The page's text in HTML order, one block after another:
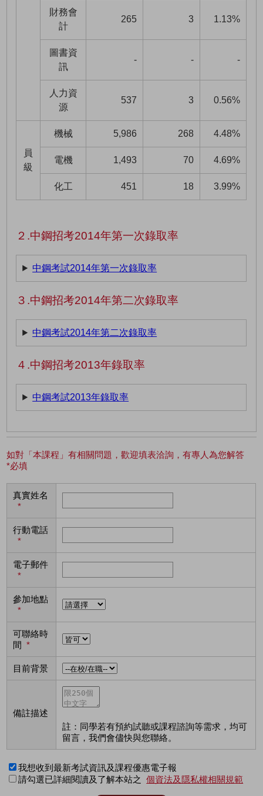
財務會
計
265 3 1.13%
圖書資
訊
- - -
人力資
源
537 3 0.56%
員
級
機械 5,986 268 4.48%
電機 1,493 70 4.69%
化工 451 18 3.99%
２.中鋼招考2014年第一次錄取率
中鋼考試2014年第一次錄取率
３.中鋼招考2014年第二次錄取率
中鋼考試2014年第二次錄取率
４.中鋼招考2013年錄取率
中鋼考試2013年錄取率
如對「本課程」有相關問題，歡迎填表洽詢，有專人為您解答
*必填
真實姓名
*
行動電話
*
電子郵件
*
參加地點
*
可聯絡時
間 *
目前背景
備註描述
註：同學若有預約試聽或課程諮詢等需求，均可
留言，我們會儘快與您聯絡。
我想收到最新考試資訊及課程優惠電子報
請勾選已詳細閱讀及了解本站之
個資法及隱私權相關規範